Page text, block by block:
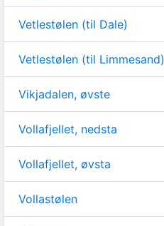
Vetlestølen (til Dale)
Vetlestølen (til Limmesand)
Vikjadalen, øvste
Vollafjellet, nedsta
Vollafjellet, øvsta
Vollastølen